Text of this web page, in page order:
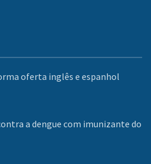
oferta inglês e espanhol
a dengue com imunizante do